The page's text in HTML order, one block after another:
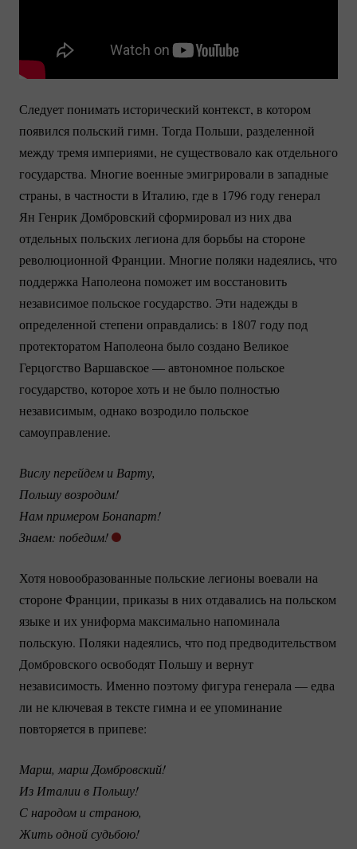
Следует понимать исторический контекст, в котором
появился польский гимн. Тогда Польши, разделенной
между тремя империями, не существовало как отдельного
государства. Многие военные эмигрировали в западные
страны, в частности в Италию, где в 1796 году генерал
Ян Генрик Домбровский сформировал из них два
отдельных польских легиона для борьбы на стороне
революционной Франции. Многие поляки надеялись, что
поддержка Наполеона поможет им восстановить
независимое польское государство. Эти надежды в
определенной степени оправдались: в 1807 году под
протекторатом Наполеона было создано Великое
Герцогство Варшавское — автономное польское
государство, которое хоть и не было полностью
независимым, однако возродило польское
самоуправление.
Вислу перейдем и Варту,
Польшу возродим!
Нам примером Бонапарт!
Знаем: победим!
Хотя новообразованные польские легионы воевали на
стороне Франции, приказы в них отдавались на польском
языке и их униформа максимально напоминала
польскую. Поляки надеялись, что под предводительством
Домбровского освободят Польшу и вернут
независимость. Именно поэтому фигура генерала — едва
ли не ключевая в тексте гимна и ее упоминание
повторяется в припеве:
Марш, марш Домбровский!
Из Италии в Польшу!
С народом и страною,
Жить одной судьбою!